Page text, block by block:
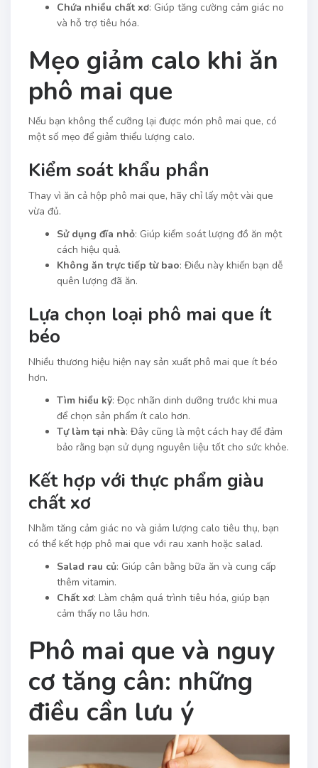
Chứa nhiều chất xơ: Giúp tăng cường cảm giác no
và hỗ trợ tiêu hóa.
Mẹo giảm calo khi ăn
phô mai que
Nếu bạn không thể cưỡng lại được món phô mai que, có
một số mẹo để giảm thiểu lượng calo.
Kiểm soát khẩu phần
Thay vì ăn cả hộp phô mai que, hãy chỉ lấy một vài que
vừa đủ.
Sử dụng đĩa nhỏ: Giúp kiểm soát lượng đồ ăn một
cách hiệu quả.
Không ăn trực tiếp từ bao: Điều này khiến bạn dễ
quên lượng đã ăn.
Lựa chọn loại phô mai que ít
béo
Nhiều thương hiệu hiện nay sản xuất phô mai que ít béo
hơn.
Tìm hiểu kỹ: Đọc nhãn dinh dưỡng trước khi mua
để chọn sản phẩm ít calo hơn.
Tự làm tại nhà: Đây cũng là một cách hay để đảm
bảo rằng bạn sử dụng nguyên liệu tốt cho sức khỏe.
Kết hợp với thực phẩm giàu
chất xơ
Nhằm tăng cảm giác no và giảm lượng calo tiêu thụ, bạn
có thể kết hợp phô mai que với rau xanh hoặc salad.
Salad rau củ: Giúp cân bằng bữa ăn và cung cấp
thêm vitamin.
Chất xơ: Làm chậm quá trình tiêu hóa, giúp bạn
cảm thấy no lâu hơn.
Phô mai que và nguy
cơ tăng cân: những
điều cần lưu ý